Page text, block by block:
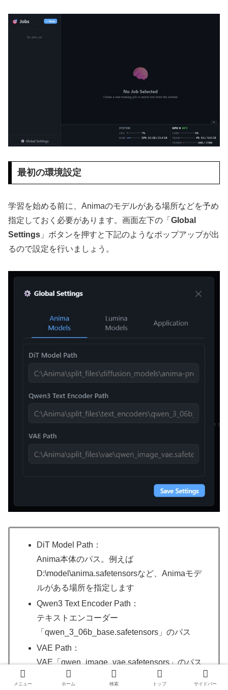
最初の環境設定
学習を始める前に、Animaのモデルがある場所などを予め
指定しておく必要があります。画面左下の「 Global
Settings 」ボタンを押すと下記のようなポップアップが出
るので設定を行いましょう。
DiT Model Path：
Anima本体のパス。例えば
D:\model\anima.safetensorsなど、Animaモデ
ルがある場所を指定します
Qwen3 Text Encoder Path：
テキストエンコーダー
「qwen_3_06b_base.safetensors」のパス
VAE Path：
VAE「qwen_image_vae.safetensors」のパス
メニュー ホーム 検索 トップ サイドバー